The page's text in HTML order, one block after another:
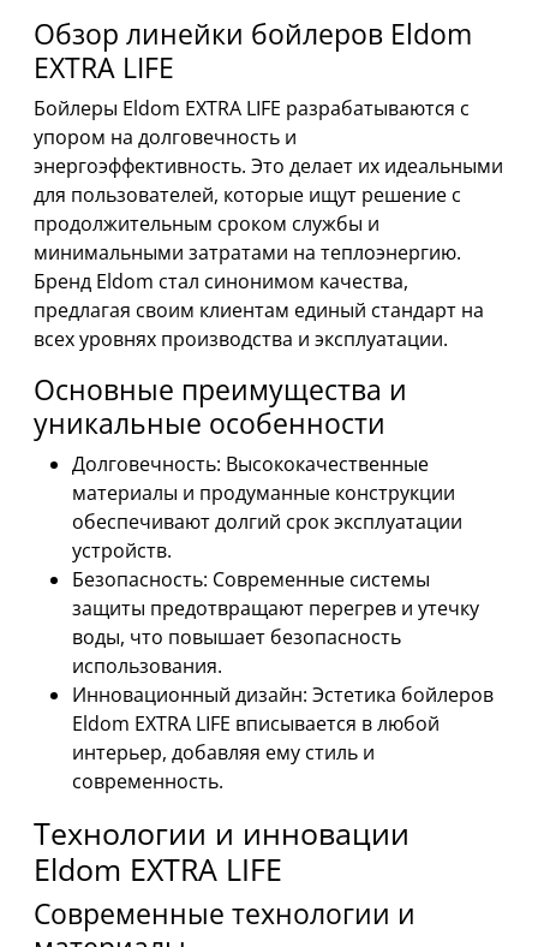
Обзор линейки бойлеров Eldom
EXTRA LIFE
Бойлеры Eldom EXTRA LIFE разрабатываются с
упором на долговечность и
энергоэффективность. Это делает их идеальными
для пользователей, которые ищут решение с
продолжительным сроком службы и
минимальными затратами на теплоэнергию.
Бренд Eldom стал синонимом качества,
предлагая своим клиентам единый стандарт на
всех уровнях производства и эксплуатации.
Основные преимущества и
уникальные особенности
Долговечность: Высококачественные
материалы и продуманные конструкции
обеспечивают долгий срок эксплуатации
устройств.
Безопасность: Современные системы
защиты предотвращают перегрев и утечку
воды, что повышает безопасность
использования.
Инновационный дизайн: Эстетика бойлеров
Eldom EXTRA LIFE вписывается в любой
интерьер, добавляя ему стиль и
современность.
Технологии и инновации
Eldom EXTRA LIFE
Современные технологии и